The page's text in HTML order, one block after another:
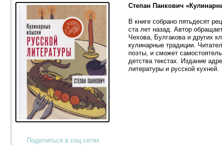
Степан Панкович
В книге собрано пятьдесят
ста лет назад. Автор
Чехова, Булгакова и других
кулинарные традиции.
поэты, и сможет
детства текстах. Издание
литературы и русской кухней.
Поделиться в соц.сетях